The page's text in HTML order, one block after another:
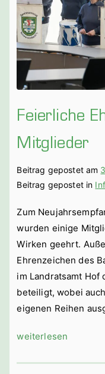
Feierliche
Mitglieder
Beitrag gepostet am
Beitrag gepostet in
Zum
wurden einige
Wirken geehrt.
Ehrenzeichen des
im Landratsamt Hof
beteiligt, wobei
eigenen Reihen
„Feierliche
für
weiterlesen